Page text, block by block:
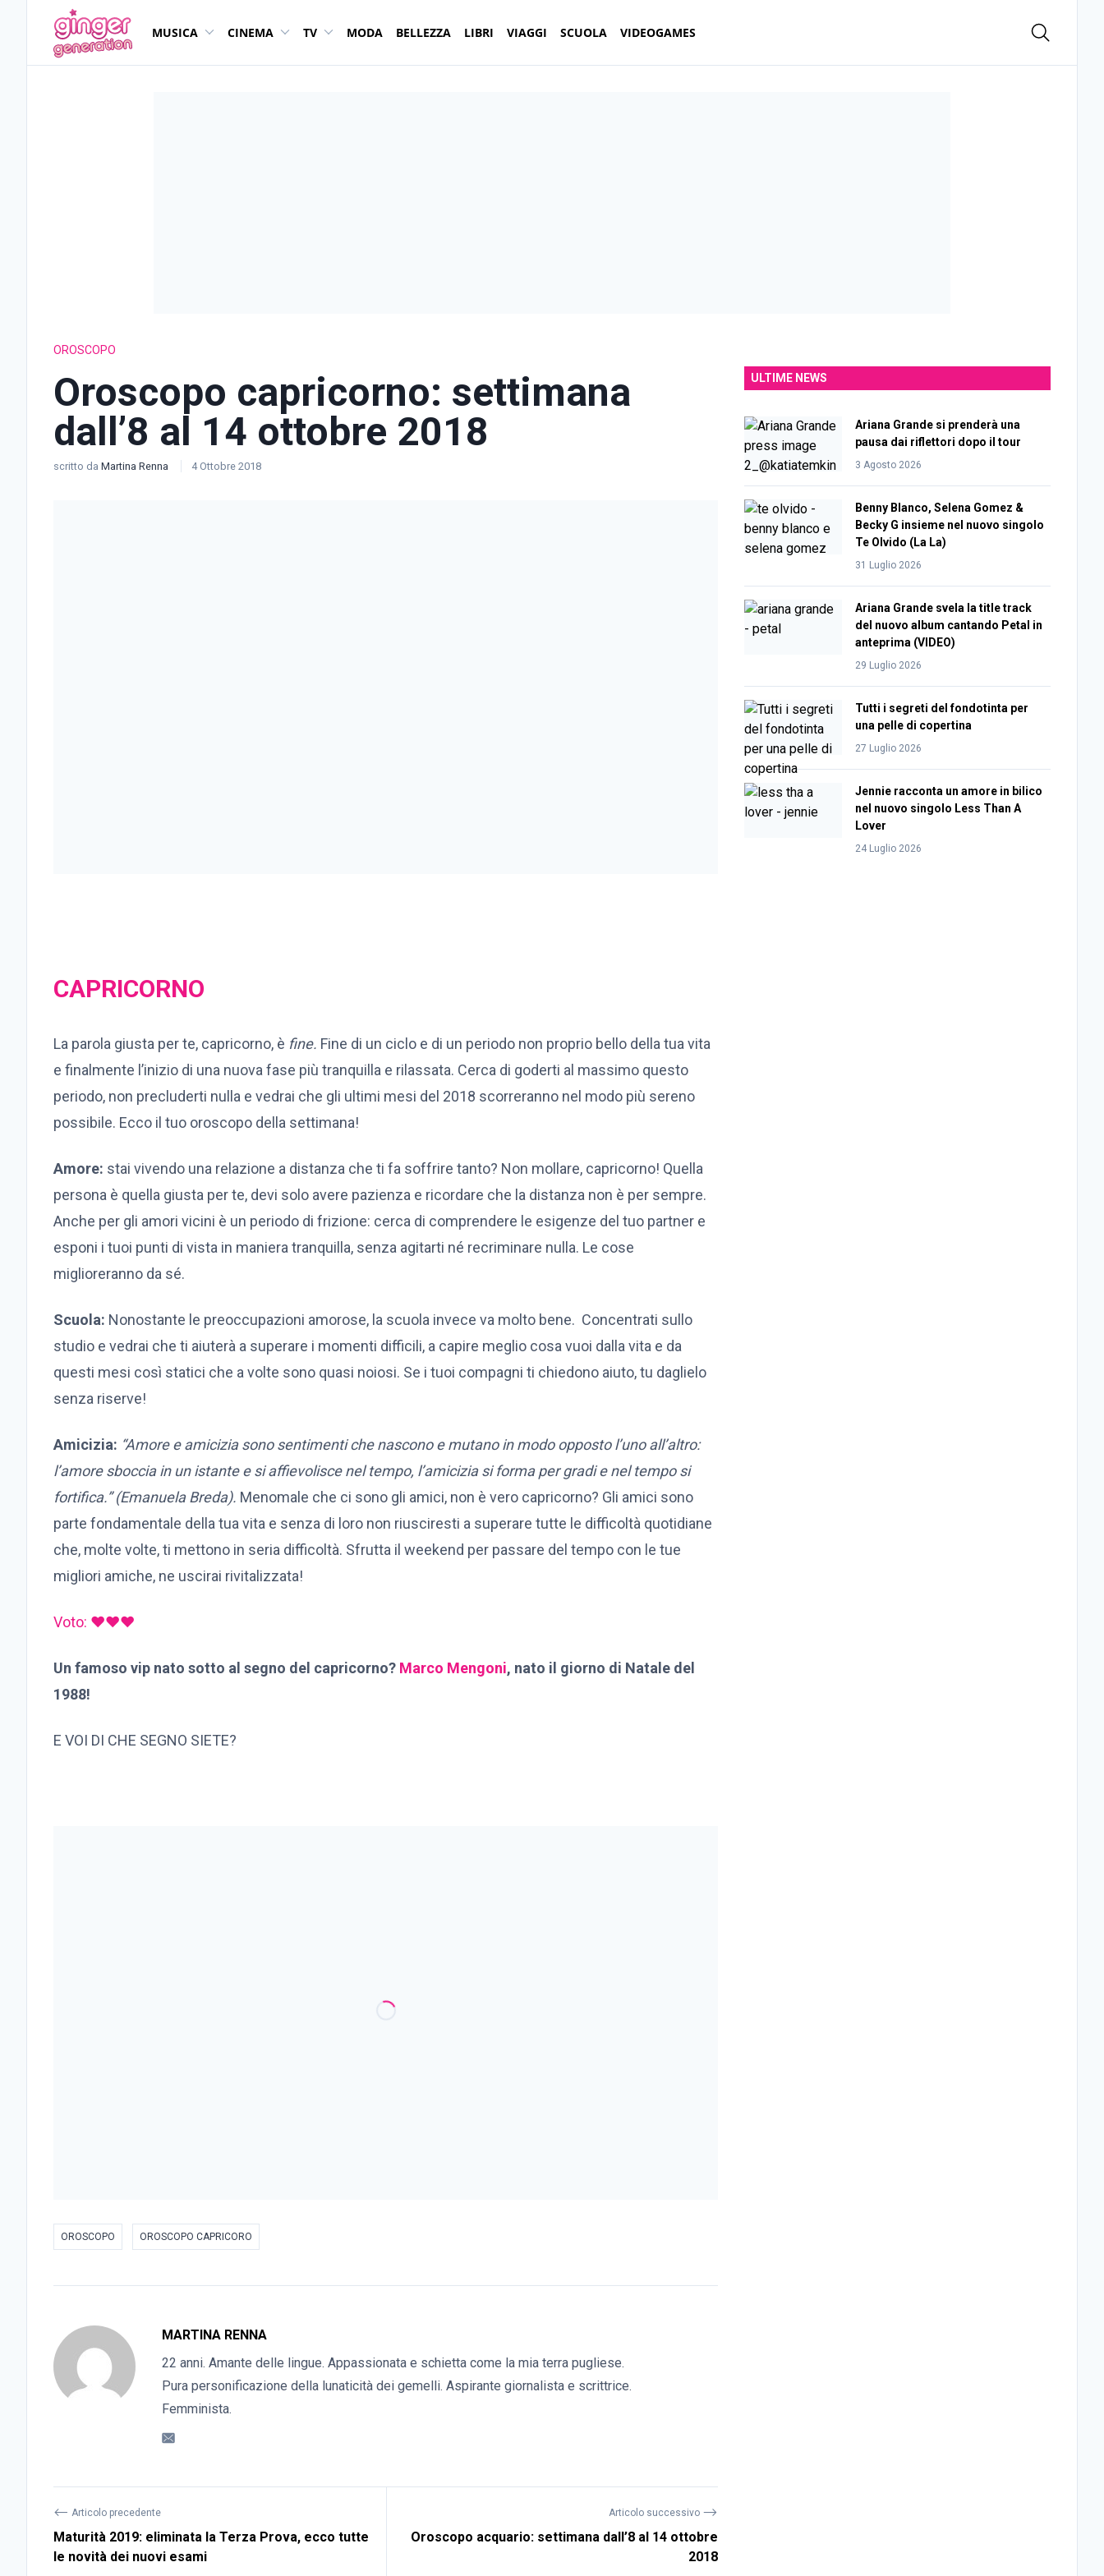
MUSICA CINEMA TV MODA BELLEZZA LIBRI VIAGGI SCUOLA VIDEOGAMES
OROSCOPO
Oroscopo capricorno: settimana
dall’8 al 14 ottobre 2018
scritto da Martina Renna 4 Ottobre 2018
CAPRICORNO
La parola giusta per te, capricorno, è fine. Fine di un ciclo e di un periodo non proprio bello della tua vita
e finalmente l’inizio di una nuova fase più tranquilla e rilassata. Cerca di goderti al massimo questo
periodo, non precluderti nulla e vedrai che gli ultimi mesi del 2018 scorreranno nel modo più sereno
possibile. Ecco il tuo oroscopo della settimana!
Amore: stai vivendo una relazione a distanza che ti fa soffrire tanto? Non mollare, capricorno! Quella
persona è quella giusta per te, devi solo avere pazienza e ricordare che la distanza non è per sempre.
Anche per gli amori vicini è un periodo di frizione: cerca di comprendere le esigenze del tuo partner e
esponi i tuoi punti di vista in maniera tranquilla, senza agitarti né recriminare nulla. Le cose
miglioreranno da sé.
Scuola: Nonostante le preoccupazioni amorose, la scuola invece va molto bene. Concentrati sullo
studio e vedrai che ti aiuterà a superare i momenti difficili, a capire meglio cosa vuoi dalla vita e da
questi mesi così statici che a volte sono quasi noiosi. Se i tuoi compagni ti chiedono aiuto, tu daglielo
senza riserve!
Amicizia: “Amore e amicizia sono sentimenti che nascono e mutano in modo opposto l’uno all’altro:
l’amore sboccia in un istante e si affievolisce nel tempo, l’amicizia si forma per gradi e nel tempo si
fortifica.”(Emanuela Breda). Menomale che ci sono gli amici, non è vero capricorno? Gli amici sono
parte fondamentale della tua vita e senza di loro non riusciresti a superare tutte le difficoltà quotidiane
che, molte volte, ti mettono in seria difficoltà. Sfrutta il weekend per passare del tempo con le tue
migliori amiche, ne uscirai rivitalizzata!
Voto: ♥♥♥
Un famoso vip nato sotto al segno del capricorno? Marco Mengoni, nato il giorno di Natale del
1988!
E VOI DI CHE SEGNO SIETE?
OROSCOPO OROSCOPO CAPRICORO
MARTINA RENNA
22 anni. Amante delle lingue. Appassionata e schietta come la mia terra pugliese.
Pura personificazione della lunaticità dei gemelli. Aspirante giornalista e scrittrice.
Femminista.
⟵ Articolo precedente
Maturità 2019: eliminata la Terza Prova, ecco tutte
le novità dei nuovi esami
Articolo successivo ⟶
Oroscopo acquario: settimana dall’8 al 14 ottobre
2018
ULTIME NEWS
Ariana Grande si prenderà una
pausa dai riflettori dopo il tour
3 Agosto 2026
Benny Blanco, Selena Gomez &
Becky G insieme nel nuovo singolo
Te Olvido (La La)
31 Luglio 2026
Ariana Grande svela la title track
del nuovo album cantando Petal in
anteprima (VIDEO)
29 Luglio 2026
Tutti i segreti del fondotinta per
una pelle di copertina
27 Luglio 2026
Jennie racconta un amore in bilico
nel nuovo singolo Less Than A
Lover
24 Luglio 2026